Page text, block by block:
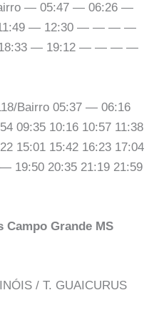
— 05:47 — 06:26 —
— 12:30 — — — —
— 19:12 — — — —
Bairro 05:37 — 06:16
09:35 10:16 10:57 11:38
15:01 15:42 16:23 17:04
20:35 21:19 21:59
Campo Grande MS
/ T. GUAICURUS